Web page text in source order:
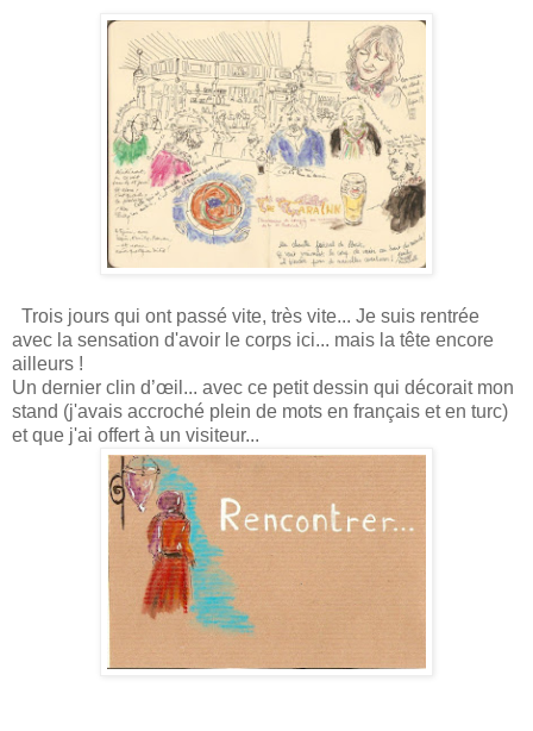
Trois jours qui ont passé vite, très vite... Je suis rentrée
avec la sensation d'avoir le corps ici... mais la tête encore
ailleurs !
Un dernier clin d’œil... avec ce petit dessin qui décorait mon
stand (j'avais accroché plein de mots en français et en turc)
et que j'ai offert à un visiteur...